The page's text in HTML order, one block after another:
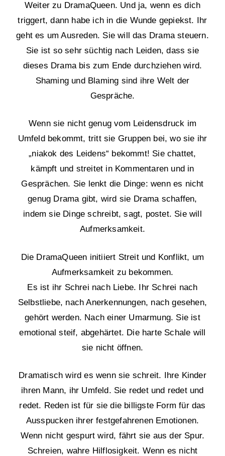
Weiter zu DramaQueen. Und ja, wenn es dich
triggert, dann habe ich in die Wunde gepiekst. Ihr
geht es um Ausreden. Sie will das Drama steuern.
Sie ist so sehr süchtig nach Leiden, dass sie
dieses Drama bis zum Ende durchziehen wird.
Shaming und Blaming sind ihre Welt der
Gespräche.
Wenn sie nicht genug vom Leidensdruck im
Umfeld bekommt, tritt sie Gruppen bei, wo sie ihr
„niakok des Leidens“ bekommt! Sie chattet,
kämpft und streitet in Kommentaren und in
Gesprächen. Sie lenkt die Dinge: wenn es nicht
genug Drama gibt, wird sie Drama schaffen,
indem sie Dinge schreibt, sagt, postet. Sie will
Aufmerksamkeit.
Die DramaQueen initiiert Streit und Konflikt, um
Aufmerksamkeit zu bekommen.
Es ist ihr Schrei nach Liebe. Ihr Schrei nach
Selbstliebe, nach Anerkennungen, nach gesehen,
gehört werden. Nach einer Umarmung. Sie ist
emotional steif, abgehärtet. Die harte Schale will
sie nicht öffnen.
Dramatisch wird es wenn sie schreit. Ihre Kinder
ihren Mann, ihr Umfeld. Sie redet und redet und
redet. Reden ist für sie die billigste Form für das
Ausspucken ihrer festgefahrenen Emotionen.
Wenn nicht gespurt wird, fährt sie aus der Spur.
Schreien, wahre Hilflosigkeit. Wenn es nicht